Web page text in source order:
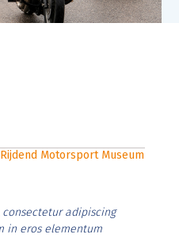
Motorsport Museum
adipiscing
in eros elementum